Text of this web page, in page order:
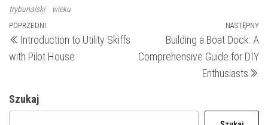
trybunalski
wieku
Nawigacja
wpisu
Poprzedni
wpis
POPRZEDNI
Introduction to Utility Skiffs
with Pilot House
NASTĘPNY
Building a Boat Dock: A
Comprehensive Guide for DIY
Enthusiasts
Szukaj